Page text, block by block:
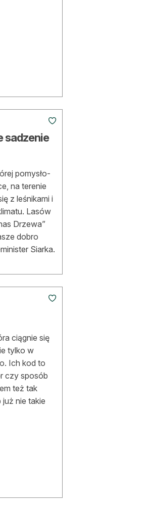
sadzenie
pomysło­
na terenie
z leśnikami i
Lasów
Drzewa”
dobro
Siarka.
ciągnie się
tylko w
Ich kod to
czy sposób
też tak
nie takie